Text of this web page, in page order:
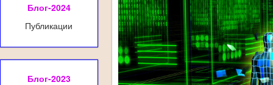
Блог-2024
Публикации
Блог-2023